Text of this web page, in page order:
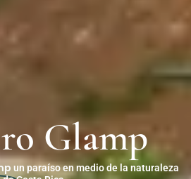
Glamp
un paraíso en medio de la naturaleza